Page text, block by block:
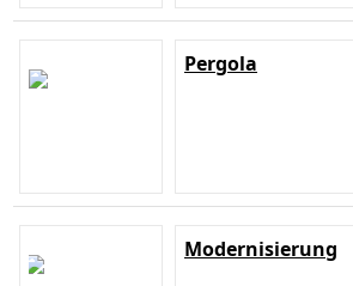
Pergola
Modernisierung